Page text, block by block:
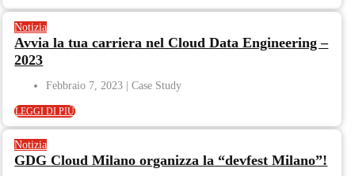
Notizia
Avvia la tua carriera nel Cloud Data Engineering –
2023
Febbraio 7, 2023
LEGGI DI PIÙ
Notizia
GDG Cloud Milano organizza la “devfest Milano”!